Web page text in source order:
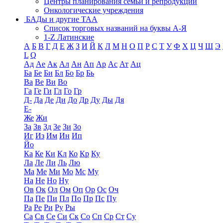
Онкологические учреждения
БАДы и другие ТАА
Список торговых названий на буквы А-Я
1-Z Латинские
А Б В Г Д Е Ж З И Й К Л М Н О П Р С Т У Ф Х Ц Ч Ш Э
L Q
Ад Ае Ак Ал Ан Ап Ар Ас Ат Ац
Ба Бе Би Бл Бо Бр Бь
Ва Ве Ви Во
Га Ге Ги Гл Го Гр
Д- Да Де Ди До Др Ду Ды Дя
Е-
Же Жи
За Зв Зд Зе Зи Зо
Иг Из Им Ин Ип
Йо
Ка Ке Ки Кл Ко Кр Ку
Ла Ле Ли Ль Лю
Ма Ме Ми Мо Мс Му
На Не Но Ну
Ов Ок Ол Ом Оп Ор Ос Оч
Па Пе Пи Пл По Пр Пс Пу
Ра Ре Ри Ру Ры
Са Св Се Си Ск Со Сп Ср Ст Су